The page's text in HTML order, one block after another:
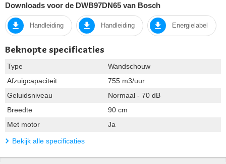
Downloads voor de DWB97DN65 van Bosch
Handleiding Handleiding Energielabel
Beknopte specificaties
Type
Wandschouw
Afzuigcapaciteit
755 m3/uur
Geluidsniveau
Normaal - 70 dB
Breedte
90 cm
Met motor
Ja
Bekijk alle specificaties